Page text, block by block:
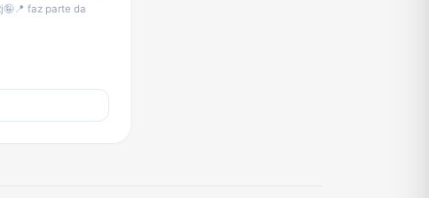
faz parte da